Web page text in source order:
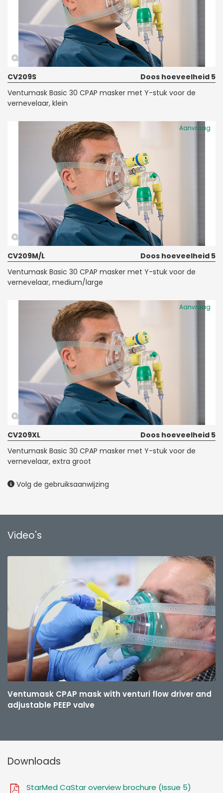
CV209S
Doos hoeveelheid 5
Ventumask Basic 30 CPAP masker met Y-stuk voor de
vernevelaar, klein
Aanvraag
CV209M/L
Doos hoeveelheid 5
Ventumask Basic 30 CPAP masker met Y-stuk voor de
vernevelaar, medium/large
Aanvraag
CV209XL
Doos hoeveelheid 5
Ventumask Basic 30 CPAP masker met Y-stuk voor de
vernevelaar, extra groot
Volg de gebruiksaanwijzing
Video's
Ventumask CPAP mask with venturi flow driver and
adjustable PEEP valve
Downloads
StarMed CaStar overview brochure (Issue 5)